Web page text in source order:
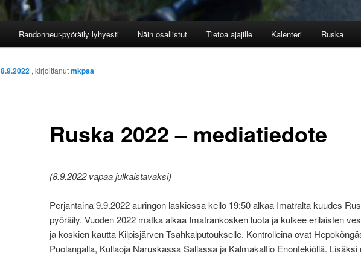
Randonneur-pyöräily lyhyesti Näin osallistut Tietoa ajajille Kalenteri Ruska
Ruska 2022 – mediatiedote
8.9.2022 , kirjoittanutmkpaa
(8.9.2022 vapaa julkaistavaksi)
Perjantaina 9.9.2022 auringon laskiessa kello 19:50 alkaa Imatralta kuudes
pyöräily. Vuoden 2022 matka alkaa Imatrankosken luota ja kulkee erilaisten
ja koskien kautta Kilpisjärven Tsahkalputoukselle. Kontrolleina ovat
Puolangalla, Kullaoja Naruskassa Sallassa ja Kalmakaltio Enontekiöllä. Lisäksi